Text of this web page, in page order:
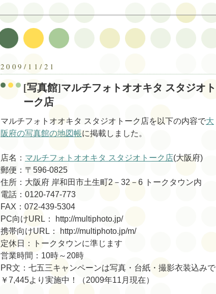
2009/11/21
[写真館]マルチフォトオオキタ スタジオト
ーク店
マルチフォトオオキタ スタジオトーク店を以下の内容で大
阪府の写真館の地図帳に掲載しました。
店名： マルチフォトオオキタ スタジオトーク店(大阪府)
郵便：〒596-0825
住所：大阪府 岸和田市土生町2－32－6 トークタウン内
電話：0120-747-773
FAX：072-439-5304
PC向けURL： http://multiphoto.jp/
携帯向けURL： http://multiphoto.jp/m/
定休日：トークタウンに準じます
営業時間：10時～20時
PR文：七五三キャンペーンは写真・台紙・撮影衣装込みで
￥7,445より実施中！（2009年11月現在）